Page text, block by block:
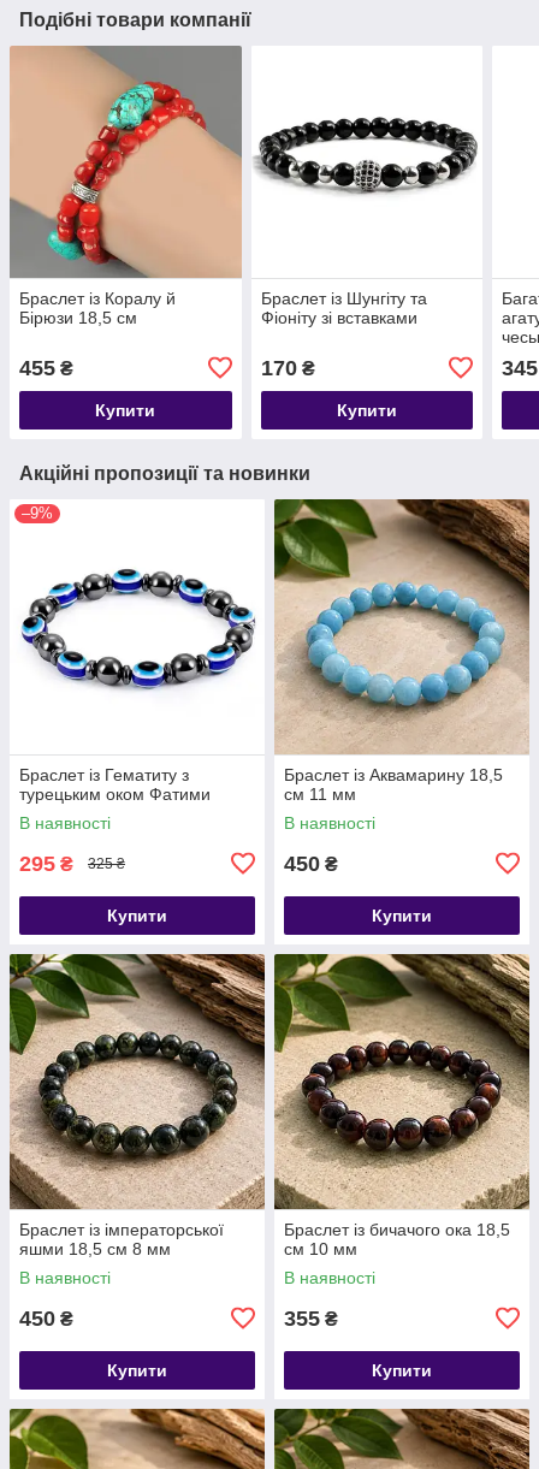
Подібні товари компанії
Браслет із Коралу й
Бірюзи 18,5 см
455 ₴
Купити
Браслет із Шунгіту та
Фіоніту зі вставками
170₴
Купити
345
Акційні пропозиції та новинки
–9%
Браслет із Гематиту з
турецьким оком Фатими
В наявності
295 ₴ 325 ₴
Купити
​​​​​​​Браслет із Аквамарину 18,5
см 11 мм
В наявності
450 ₴
Купити
Браслет із імператорської
яшми 18,5 см 8 мм
В наявності
450 ₴
Купити
Браслет із бичачого ока 18,5
см 10 мм
В наявності
355 ₴
Купити